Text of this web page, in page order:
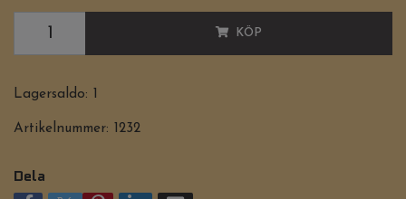
KÖP
Lagersaldo:
Artikelnummer: 1232
Dela